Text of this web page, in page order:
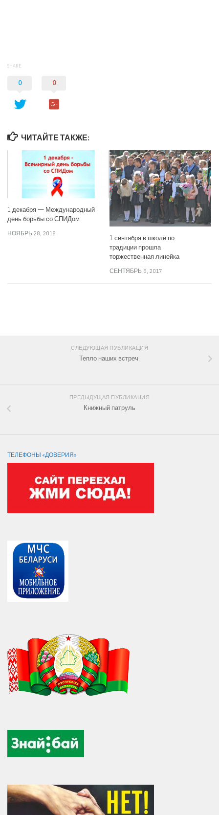
SHARE
0 0
ЧИТАЙТЕ ТАКЖЕ:
1 декабря — Международный
день борьбы со СПИДом
НОЯБРЬ 28, 2018
1 сентября в школе по
традиции прошла
торжественная линейка
СЕНТЯБРЬ 6, 2017
СЛЕДУЮЩАЯ ПУБЛИКАЦИЯ
Тепло наших встреч.
ПРЕДЫДУЩАЯ ПУБЛИКАЦИЯ
Книжный патруль
ТЕЛЕФОНЫ «ДОВЕРИЯ»